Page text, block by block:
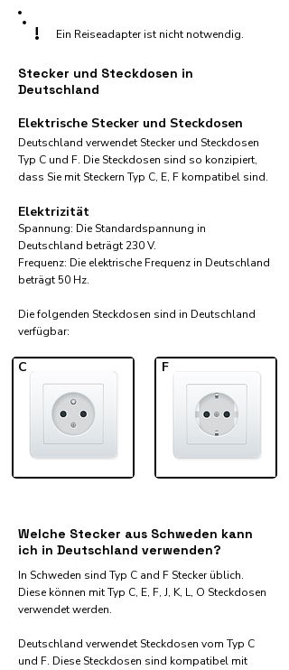
! Ein Reiseadapter ist nicht notwendig.
Stecker und Steckdosen in
Deutschland
Elektrische Stecker und Steckdosen
Deutschland verwendet Stecker und Steckdosen
Typ C und F. Die Steckdosen sind so konzipiert,
dass Sie mit Steckern Typ C, E, F kompatibel sind.
Elektrizität
Spannung: Die Standardspannung in
Deutschland beträgt 230 V.
Frequenz: Die elektrische Frequenz in Deutschland
beträgt 50 Hz.
Die folgenden Steckdosen sind in Deutschland
verfügbar:​
C F
Welche Stecker aus Schweden kann
ich in Deutschland verwenden?
In Schweden sind Typ C and F Stecker üblich.
Diese können mit Typ C, E, F, J, K, L, O Steckdosen
verwendet werden.
Deutschland verwendet Steckdosen vom Typ C
und F. Diese Steckdosen sind kompatibel mit